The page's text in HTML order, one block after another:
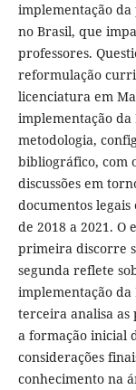
implementação da
no Brasil, que
professores.
reformulação
licenciatura em
implementação da
metodologia,
bibliográfico, com
discussões em
documentos
de 2018 a 2021.
primeira discorre
segunda reflete
implementação da
terceira analisa as
a formação inicial
considerações
conhecimento na